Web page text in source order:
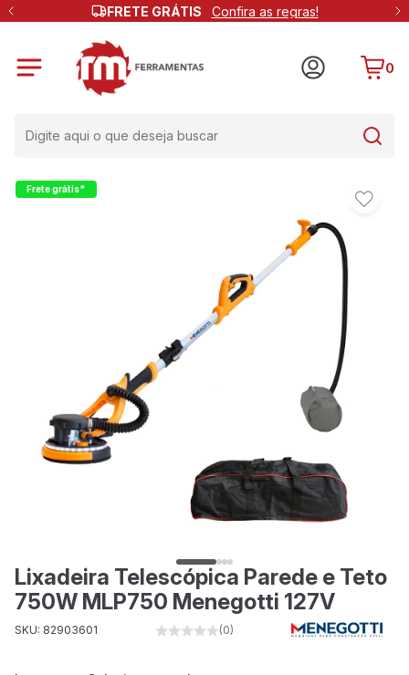
FRETE GRÁTIS Confira as regras!
0
Frete grátis*
Lixadeira Telescópica Parede e Teto
750W MLP750 Menegotti 127V
SKU: 82903601 (0)